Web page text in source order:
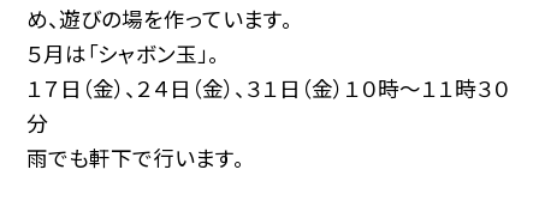
め、遊びの場を作っています。
５月は「シャボン玉」。
１７日（金）、２４日（金）、３１日（金）１０時〜１１時３０
分
雨でも軒下で行います。